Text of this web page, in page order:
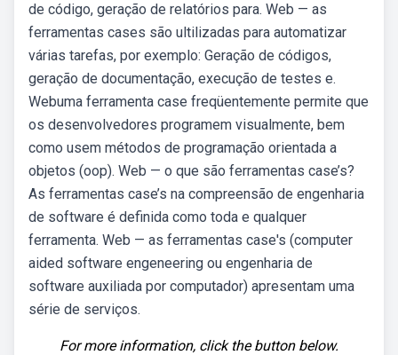
de código, geração de relatórios para. Web — as
ferramentas cases são ultilizadas para automatizar
várias tarefas, por exemplo: Geração de códigos,
geração de documentação, execução de testes e.
Webuma ferramenta case freqüentemente permite que
os desenvolvedores programem visualmente, bem
como usem métodos de programação orientada a
objetos (oop). Web — o que são ferramentas case’s?
As ferramentas case’s na compreensão de engenharia
de software é definida como toda e qualquer
ferramenta. Web — as ferramentas case's (computer
aided software engeneering ou engenharia de
software auxiliada por computador) apresentam uma
série de serviços.
For more information, click the button below.